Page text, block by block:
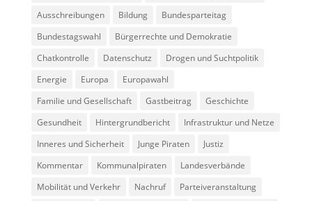
Ausschreibungen
Bildung
Bundesparteitag
Bundestagswahl
Bürgerrechte und Demokratie
Chatkontrolle
Datenschutz
Drogen und Suchtpolitik
Energie
Europa
Europawahl
Familie und Gesellschaft
Gastbeitrag
Geschichte
Gesundheit
Hintergrundbericht
Infrastruktur und Netze
Inneres und Sicherheit
Junge Piraten
Justiz
Kommentar
Kommunalpiraten
Landesverbände
Mobilität und Verkehr
Nachruf
Parteiveranstaltung